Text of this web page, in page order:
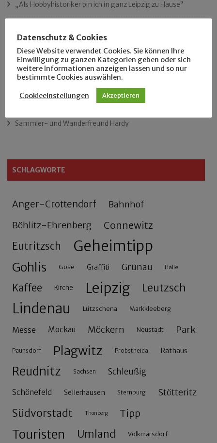
„Als Hobbyhistoriker bin ich in ganz Leipzig zu Hause“
Der Leipziger Schmiedetag von 1904
Rennfahrer in Schönefeld und Zschocher
Zu Fuß durch Anger-Crottendorf
Sammler- und Wanderfreund Hardy
SCHLAGWORTE
Anger-Crottendorf Bahnhof
Böhlitz-Ehrenberg Connewitz
Eutritzsch Geheimtipp
Gohlis Gose Graffiti Grünau Halle
Kaffee Kirche Leipzig Leutzsch
Lindenau Lützschena Markkleeberg
Messe Mockau Möckern Neustadt Park
Paunsdorf Plagwitz Probstheida Rathaus
Reudnitz Sachsen Schleußig
Schönefeld Sellerhausen Sternburg Stötteritz
Südvorstadt Thonberg Tipp
Touristen Umland Volkmarsdorf
Datenschutz & Cookies
Diese Website verwendet Cookies. Sie können Ihre
Einwilligung zu ganzen Kategorien geben oder sich
weitere Informationen anzeigen lassen und so nur
bestimmte Cookies auswählen.
Cookieeinstellungen Akzeptieren